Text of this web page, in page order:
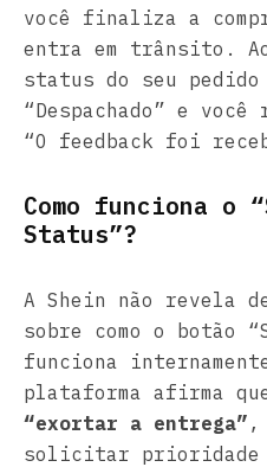
você finaliza a
entra em trânsito.
status do seu
“Despachado” e você
“O feedback foi
Como funciona o
Status”?
A Shein não revela
sobre como o botão
funciona
plataforma afirma
“exortar a entrega” ,
solicitar prioridade